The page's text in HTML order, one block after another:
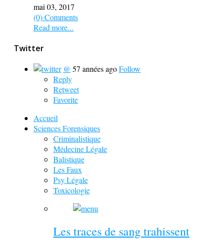
mai 03, 2017
(0) Comments
Read more...
Twitter
@ 57 années agoFollow
Reply
Retweet
Favorite
Accueil
Sciences Forensiques
Criminalistique
Médecine Légale
Balistique
Les Faux
Psy Légale
Toxicologie
Les traces de sang trahissent